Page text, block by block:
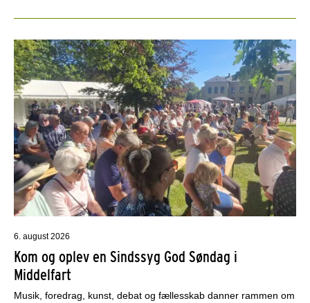
6. august 2026
Kom og oplev en Sindssyg God Søndag i
Middelfart
Musik, foredrag, kunst, debat og fællesskab danner rammen om